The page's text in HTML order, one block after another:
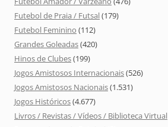
Futebol de Praia / Futsal(179)
Futebol Feminino (112)
Grandes Goleadas(420)
Hinos de Clubes(199)
Jogos Amistosos Internacionais(526)
Jogos Amistosos Nacionais(1.531)
Jogos Históricos(4.677)
Livros / Revistas / Vídeos / Biblioteca Virtual